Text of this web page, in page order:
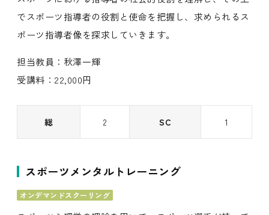
でスポーツ指導者の役割と使命を把握し、求められるス
ポーツ指導者像を探求していきます。
担当教員：秋澤一輝
受講料：22,000円
総 2 SC 1
スポーツメンタルトレーニング
オンデマンドスクーリング